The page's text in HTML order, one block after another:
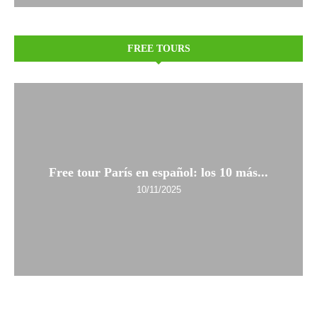
FREE TOURS
Free tour París en español: los 10 más...
10/11/2025